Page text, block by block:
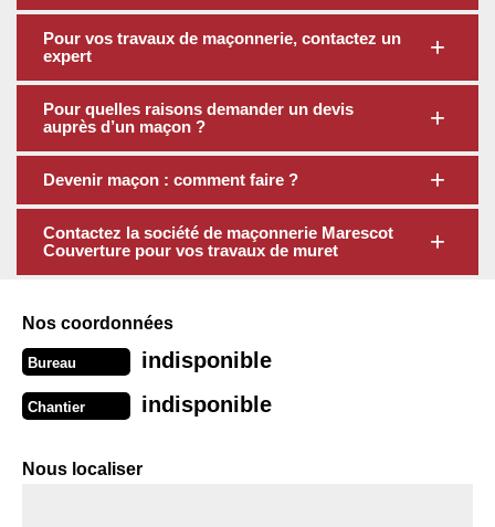
Pour vos travaux de maçonnerie, contactez un
expert
Pour quelles raisons demander un devis
auprès d’un maçon ?
Devenir maçon : comment faire ?
Contactez la société de maçonnerie Marescot
Couverture pour vos travaux de muret
Nos coordonnées
Bureau indisponible
Chantier indisponible
Nous localiser